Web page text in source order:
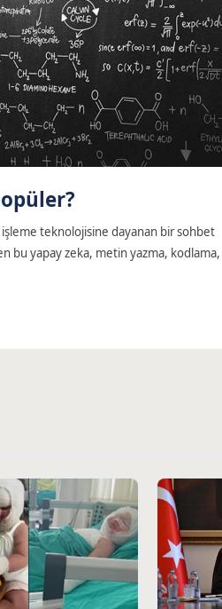
teknolojisine dayanan bir sohbet
bu yapay zeka, metin yazma,